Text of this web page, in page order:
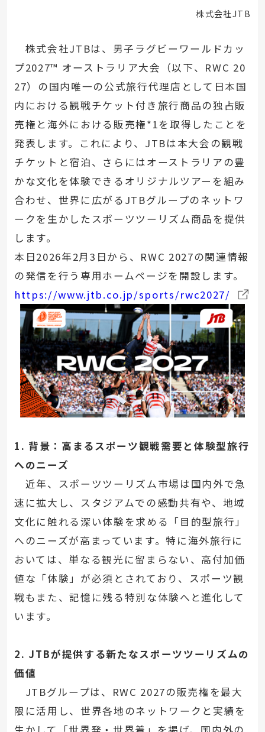
株式会社JTB
株式会社JTBは、男子ラグビーワールドカッ
プ2027™ オーストラリア大会（以下、RWC 20
27）の国内唯一の公式旅行代理店として日本国
内における観戦チケット付き旅行商品の独占販
売権と海外における販売権*1を取得したことを
発表します。これにより、JTBは本大会の観戦
チケットと宿泊、さらにはオーストラリアの豊
かな文化を体験できるオリジナルツアーを組み
合わせ、世界に広がるJTBグループのネットワ
ークを生かしたスポーツツーリズム商品を提供
します。
本日2026年2月3日から、RWC 2027の関連情報
の発信を行う専用ホームページを開設します。
https://www.jtb.co.jp/sports/rwc2027/
1. 背景：高まるスポーツ観戦需要と体験型旅行
へのニーズ
近年、スポーツツーリズム市場は国内外で急
速に拡大し、スタジアムでの感動共有や、地域
文化に触れる深い体験を求める「目的型旅行」
へのニーズが高まっています。特に海外旅行に
おいては、単なる観光に留まらない、高付加価
値な「体験」が必須とされており、スポーツ観
戦もまた、記憶に残る特別な体験へと進化して
います。
2. JTBが提供する新たなスポーツツーリズムの
価値
JTBグループは、RWC 2027の販売権を最大
限に活用し、世界各地のネットワークと実績を